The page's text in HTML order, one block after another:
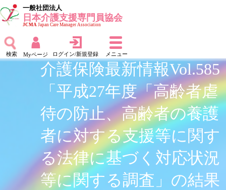
一般社団法人
日本介護支援専門員協会
JCMAJapan Care Manager Association
検索 Myページ ログイン/新規登録 メニュー
介護保険最新情報Vol.585
「平成27年度「高齢者虐
待の防止、高齢者の養護
者に対する支援等に関す
る法律に基づく対応状況
等に関する調査」の結果